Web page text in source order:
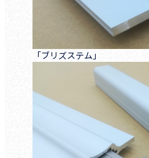
「ブリズステム」